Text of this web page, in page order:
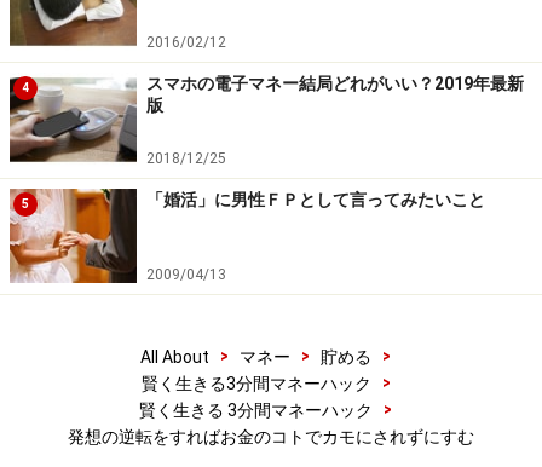
れたら、これは売り上げゼロの仕事になってしまうから
です。
あなたに何かを買ってもらわないと儲からない状態で、
あなたにしてくれるアドバイスが
利になる可能性はどちらが高いでしょうか。
そうです。あなたに何かを売る立場にある人のアドバイ
スを、あなたのためだけにしてもらえる、と思うこと自
こんなことを毎日考えていると、人間不信になりそう
で、何も買えなくなってしまいますからいつも考える必
要はありません。しかし、ときどき考えてみることは有
2016/02/12
4
スマホの電子マネー結局どれがいい？2019年最新
版
2018/12/25
5 「婚活」に男性ＦＰとして言ってみたいこと
2009/04/13
All About > マネー > 貯める
>
賢く生きる3分間マネーハック
>
賢く生きる 3分間マネーハック
>
発想の逆転をすればお金のコトでカモにされずにすむ